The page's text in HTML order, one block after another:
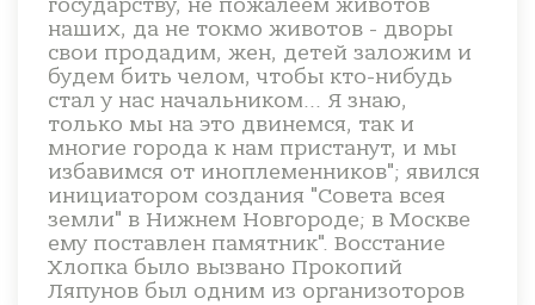
государству, не пожалеем животов
наших, да не токмо животов - дворы
свои продадим, жен, детей заложим и
будем бить челом, чтобы кто-нибудь
стал у нас начальником... Я знаю,
только мы на это двинемся, так и
многие города к нам пристанут, и мы
избавимся от иноплеменников"; явился
инициатором создания "Совета всея
земли" в Нижнем Новгороде; в Москве
ему поставлен памятник". Восстание
Хлопка было вызвано Прокопий
Ляпунов был одним из организоторов